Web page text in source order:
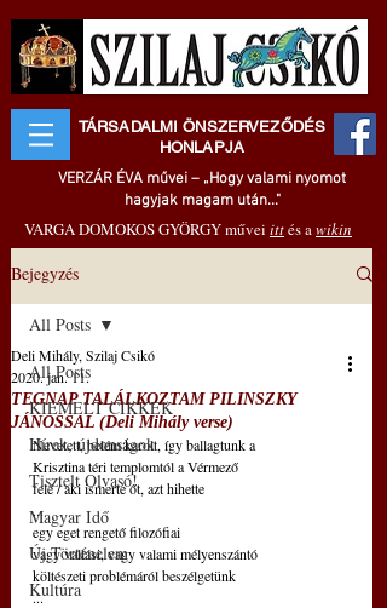
TÁRSADALMI ÖNSZERVEZŐDÉS
HONLAPJA
VERZÁR ÉVA művei – „Hogy valami nyomot
hagyjak magam után..."
VARGA DOMOKOS GYÖRGY művei ittés awikin
Bejegyzés
All Posts
KIEMELT CIKKEK
Hírek, újdonságok
Tisztelt Olvasó!
Magyar Idő
Új Történelem
Kultúra
All Posts
TEGNAP TALÁLKOZTAM PILINSZKY
JÁNOSSAL (Deli Mihály verse)
Deli Mihály, Szilaj Csikó
2020. jan. 11.
Nevetett, belém karolt, így ballagtunk a
Krisztina téri templomtól a Vérmező
felé / aki ismerte őt, azt hihette
...
egy eget rengető filozófiai
vagy vallási, vagy valami mélyenszántó
költészeti problémáról beszélgetünk
...